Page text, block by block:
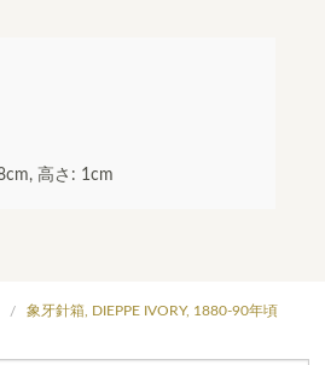
高さ: 1cm
象牙針箱, DIEPPE IVORY, 1880-90年頃